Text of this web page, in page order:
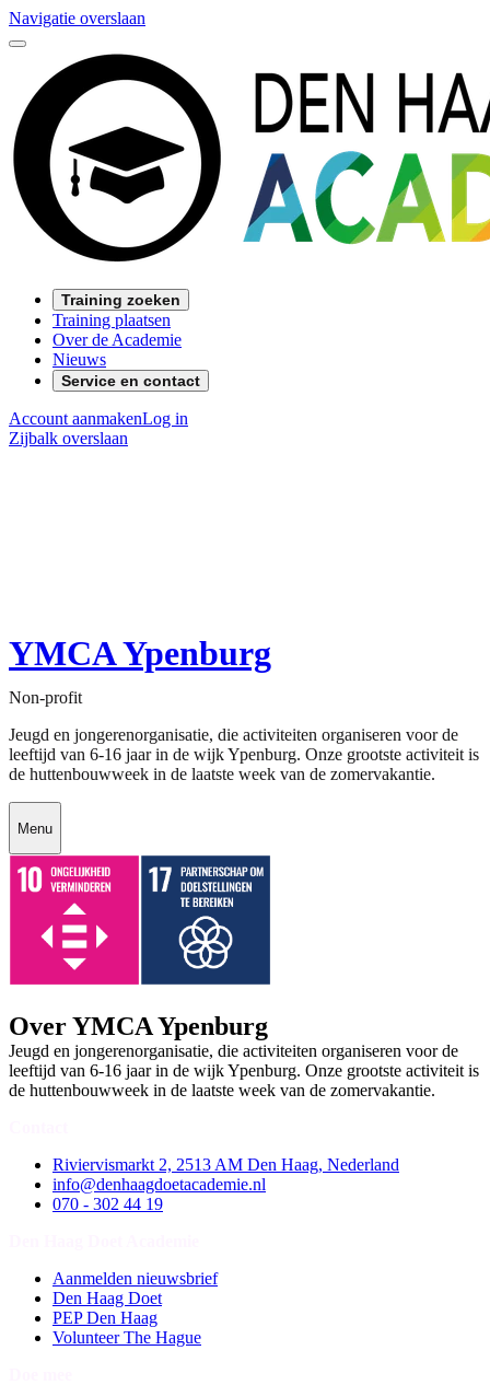
Navigatie overslaan
Training zoeken
Training plaatsen
Over de Academie
Nieuws
Service en contact
Account aanmakenLog in
Zijbalk overslaan
YMCA Ypenburg
Non-profit
Jeugd en jongerenorganisatie, die activiteiten organiseren voor de
leeftijd van 6-16 jaar in de wijk Ypenburg. Onze grootste activiteit is
de huttenbouwweek in de laatste week van de zomervakantie.
Menu
Over YMCA Ypenburg
Jeugd en jongerenorganisatie, die activiteiten organiseren voor de
leeftijd van 6-16 jaar in de wijk Ypenburg. Onze grootste activiteit is
de huttenbouwweek in de laatste week van de zomervakantie.
Riviervismarkt 2, 2513 AM Den Haag, Nederland
info@denhaagdoetacademie.nl
070 - 302 44 19
Aanmelden nieuwsbrief
Den Haag Doet
PEP Den Haag
Volunteer The Hague